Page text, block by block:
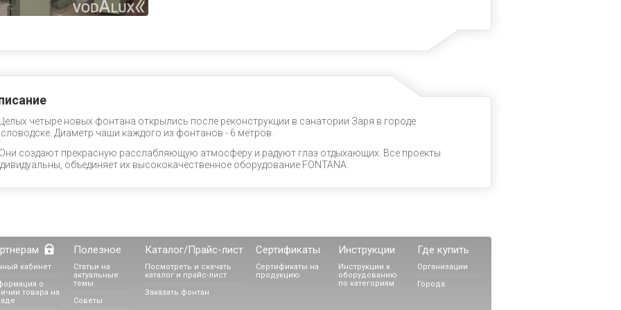
Целых четыре новых фонтана открылись после реконструкции в санатории Заря в городе
Диаметр чаши каждого из фонтанов - 6 метров.
Они создают прекрасную расслабляющую атмосферу и радуют глаз отдыхающих. Все проекты
объединяет их высококачественное оборудование FONTANA.
кабинет
о
товара на
Полезное
Статьи на
актуальные
темы
Советы
Каталог/Прайс-лист
Посмотреть и скачать
каталог и прайс-лист
Заказать фонтан
Сертификаты
Сертификаты на
продукцию
Инструкции
Инструкции к
оборудованию
по категориям
Где купить
Организации
Города